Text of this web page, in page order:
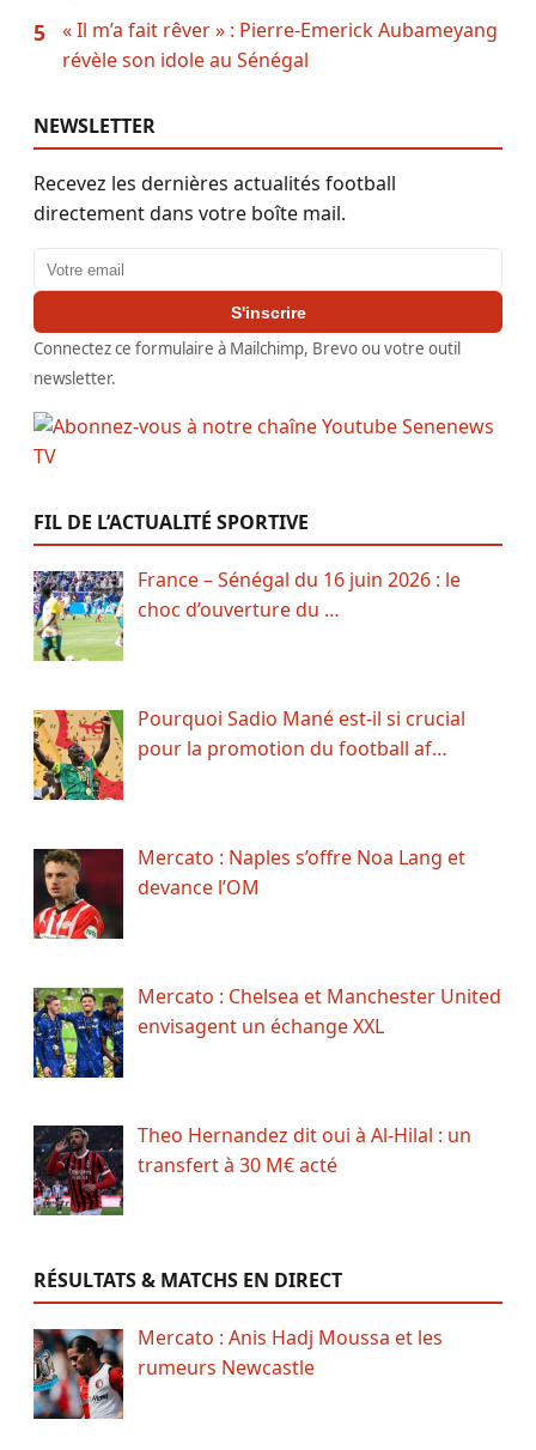
5
« Il m’a fait rêver » : Pierre-Emerick Aubameyang
révèle son idole au Sénégal
NEWSLETTER
Recevez les dernières actualités football
directement dans votre boîte mail.
Adresse email
S'inscrire
Connectez ce formulaire à Mailchimp, Brevo ou votre outil
newsletter.
FIL DE L’ACTUALITÉ SPORTIVE
France – Sénégal du 16 juin 2026 : le
choc d’ouverture du …
Pourquoi Sadio Mané est-il si crucial
pour la promotion du football af…
Mercato : Naples s’offre Noa Lang et
devance l’OM
Mercato : Chelsea et Manchester United
envisagent un échange XXL
Theo Hernandez dit oui à Al-Hilal : un
transfert à 30 M€ acté
RÉSULTATS & MATCHS EN DIRECT
Mercato : Anis Hadj Moussa et les
rumeurs Newcastle